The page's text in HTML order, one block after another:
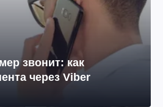
звонит: как
через Viber